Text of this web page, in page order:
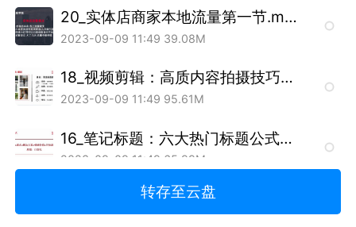
20_实体店商家本地流量第一节.mp4
2023-09-09 11:49 39.08M
18_视频剪辑：高质内容拍摄技巧摄影技巧剪辑指南工具合集.mp4
2023-09-09 11:49 95.61M
16_笔记标题：六大热门标题公式小白也能上手的文案技巧（下）.mp4
2023-09-09 11:49 65.99M
转存至云盘